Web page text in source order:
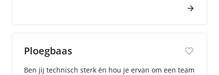
Ploegbaas
Ben jij technisch sterk én hou je ervan om een team